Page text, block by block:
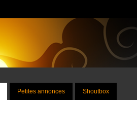
Petites annonces Shoutbox